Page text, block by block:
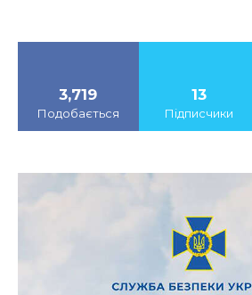
3,719
Подобається
13
Підписчики